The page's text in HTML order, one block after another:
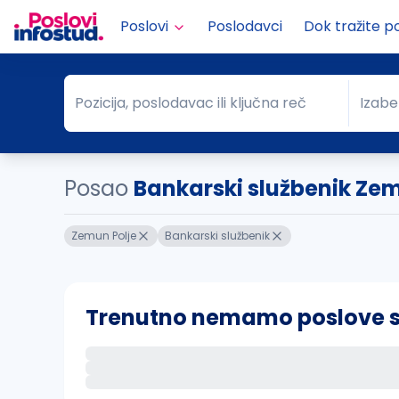
Poslovi Poslodavci Dok tražite
Pozicija, poslodavac ili ključna reč
Pozicija, poslodavac ili ključna reč Grad
Posao Bankarski službenik
Zemun Polje Bankarski službenik
Trenutno nemamo poslove